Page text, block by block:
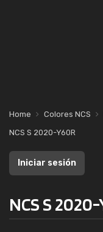
Home Colores NCS
NCS S 2020-Y60R
Iniciar sesión
NCS S